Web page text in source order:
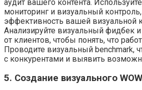
аудит вашего контента.
мониторинг и визуальный
эффективность вашей визуальной
Анализируйте визуальный фидбек
от клиентов, чтобы понять, что
Проводите визуальный benchmark,
с конкурентами и выявить
5. Создание визуального